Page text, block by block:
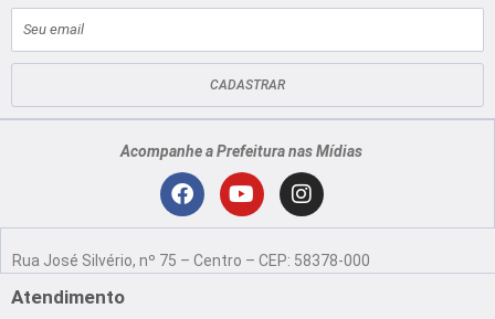
mail
CADASTRAR
Acompanhe a Prefeitura nas Mídias
F
c
Y
u
I
n
s
Rua José Silvério, nº 75 – Centro – CEP: 58378-000
Atendimento